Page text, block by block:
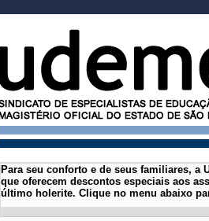
Para seu conforto e de seus familiares,
que oferecem descontos especiais aos
último holerite. Clique no menu abaixo